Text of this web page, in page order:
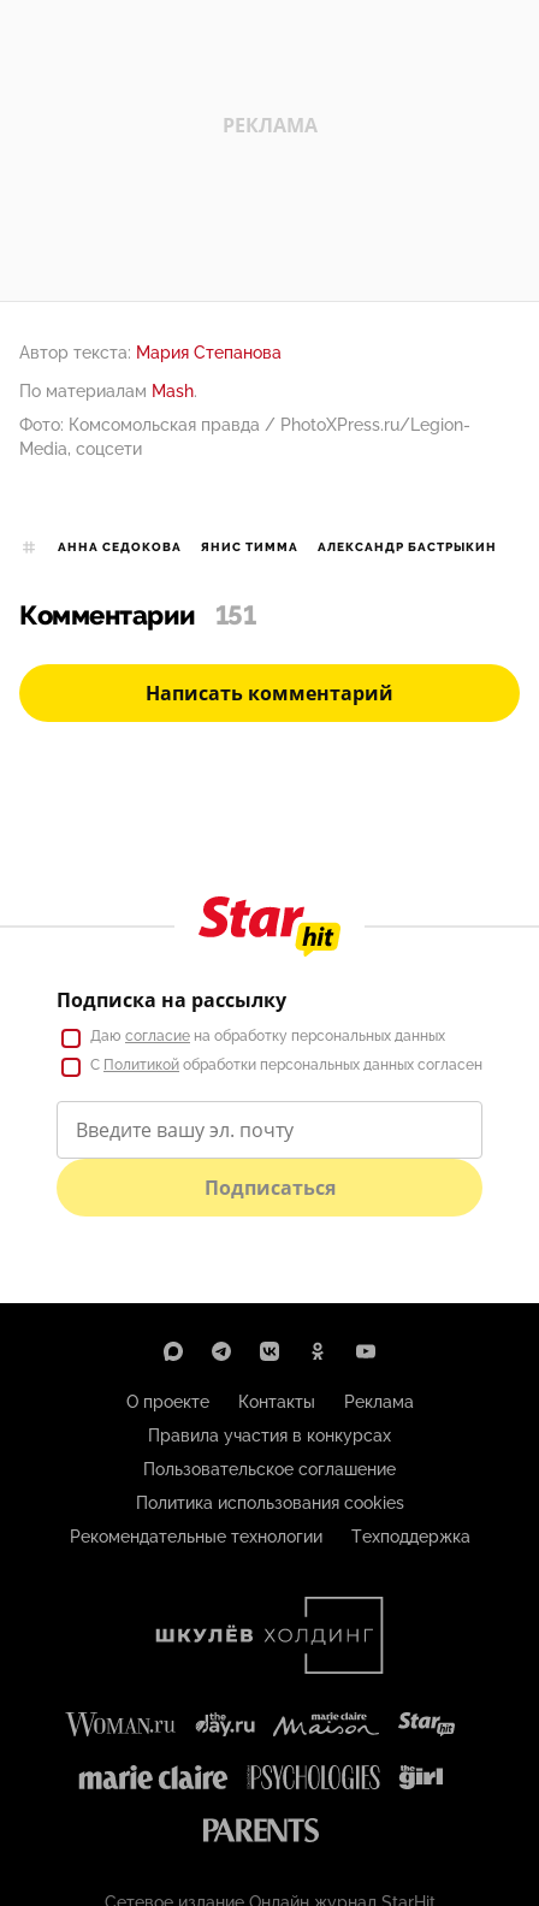
Автор текста: Мария Степанова
По материалам Mash.
Фото: Комсомольская правда / PhotoXPress.ru/Legion-
Media, соцсети
АННА СЕДОКОВА ЯНИС ТИММА АЛЕКСАНДР БАСТРЫКИН
Комментарии 151
Написать комментарий
Подписка на рассылку
Даю согласие на обработку персональных данных
С Политикой обработки персональных данных согласен
Подписаться
О проекте Контакты
Реклама
Правила участия в конкурсах
Пользовательское соглашение
Политика использования cookies
Рекомендательные технологии
Техподдержка
Сетевое издание Онлайн журнал StarHit